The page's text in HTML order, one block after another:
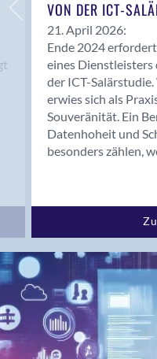
Bern 15
Bern 22
Bern 65
Bern 9
Bern-Zollikofen
Biel/Bienne
Binningen
Bolligen
Bremgarten bei Bern
Brig
Brig-Glis
Bronschhofen
Brugg
Brugg AG
VON DER ICT-
21. April 2026:
Ende 2024
eines
der ICT-
erwies sich als
Souveränität. Ein
Datenhoheit und
besonders zählen,